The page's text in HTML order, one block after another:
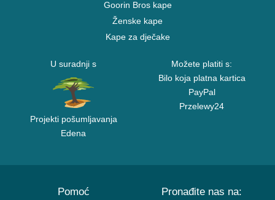
Goorin Bros kape
Ženske kape
Kape za dječake
U suradnji s
Projekti pošumljavanja
Edena
Možete platiti s:
Bilo koja platna kartica
PayPal
Przelewy24
Pomoć Pronađite nas na: